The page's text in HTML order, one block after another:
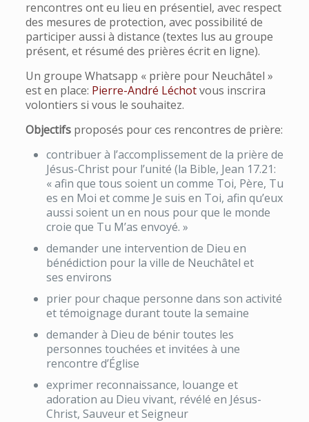
rencontres ont eu lieu en présentiel, avec respect
des mesures de protection, avec possibilité de
participer aussi à distance (textes lus au groupe
présent, et résumé des prières écrit en ligne).
Un groupe Whatsapp « prière pour Neuchâtel »
est en place: Pierre-André Léchotvous inscrira
volontiers si vous le souhaitez.
Objectifsproposés pour ces rencontres de prière:
contribuer à l’accomplissement de la prière de
Jésus-Christ pour l’unité (la Bible, Jean 17.21:
« afin que tous soient un comme Toi, Père, Tu
es en Moi et comme Je suis en Toi, afin qu’eux
aussi soient un en nous pour que le monde
croie que Tu M’as envoyé. »
demander une intervention de Dieu en
bénédiction pour la ville de Neuchâtel et
ses environs
prier pour chaque personne dans son activité
et témoignage durant toute la semaine
demander à Dieu de bénir toutes les
personnes touchées et invitées à une
rencontre d’Église
exprimer reconnaissance, louange et
adoration au Dieu vivant, révélé en Jésus-
Christ, Sauveur et Seigneur